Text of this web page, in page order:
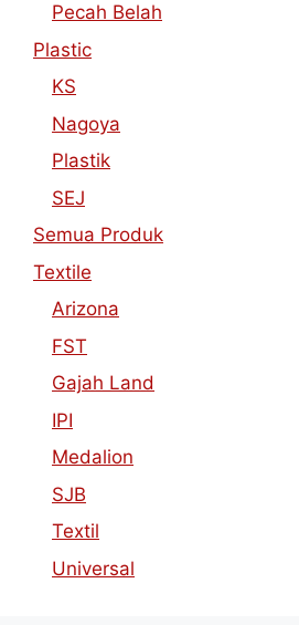
Pecah Belah
Plastic
KS
Nagoya
Plastik
SEJ
Semua Produk
Textile
Arizona
FST
Gajah Land
IPI
Medalion
SJB
Textil
Universal